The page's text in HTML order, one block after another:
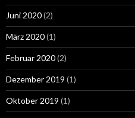
Juni 2020(2)
März 2020(1)
Februar 2020(2)
Dezember 2019 (1)
Oktober 2019 (1)